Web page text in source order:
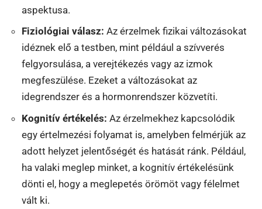
aspektusa.
Fiziológiai válasz: Az érzelmek fizikai változásokat
idéznek elő a testben, mint például a szívverés
felgyorsulása, a verejtékezés vagy az izmok
megfeszülése. Ezeket a változásokat az
idegrendszer és a hormonrendszer közvetíti.
Kognitív értékelés: Az érzelmekhez kapcsolódik
egy értelmezési folyamat is, amelyben felmérjük az
adott helyzet jelentőségét és hatását ránk. Például,
ha valaki meglep minket, a kognitív értékelésünk
dönti el, hogy a meglepetés örömöt vagy félelmet
vált ki.